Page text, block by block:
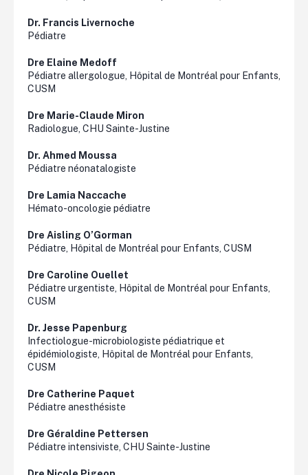
Dr. Francis Livernoche
Pédiatre
Dre Elaine Medoff
Pédiatre allergologue, Hôpital de Montréal pour Enfants,
CUSM
Dre Marie-Claude Miron
Radiologue, CHU Sainte-Justine
Dr. Ahmed Moussa
Pédiatre néonatalogiste
Dre Lamia Naccache
Hémato-oncologie pédiatre
Dre Aisling O’Gorman
Pédiatre, Hôpital de Montréal pour Enfants, CUSM
Dre Caroline Ouellet
Pédiatre urgentiste, Hôpital de Montréal pour Enfants,
CUSM
Dr. Jesse Papenburg
Infectiologue-microbiologiste pédiatrique et
épidémiologiste, Hôpital de Montréal pour Enfants,
CUSM
Dre Catherine Paquet
Pédiatre anesthésiste
Dre Géraldine Pettersen
Pédiatre intensiviste, CHU Sainte-Justine